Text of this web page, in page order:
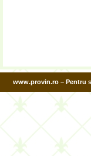
www.provin.ro – Pentru